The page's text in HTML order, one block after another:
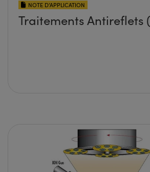
NOTE D’APPLICATION
Traitements Antireflets